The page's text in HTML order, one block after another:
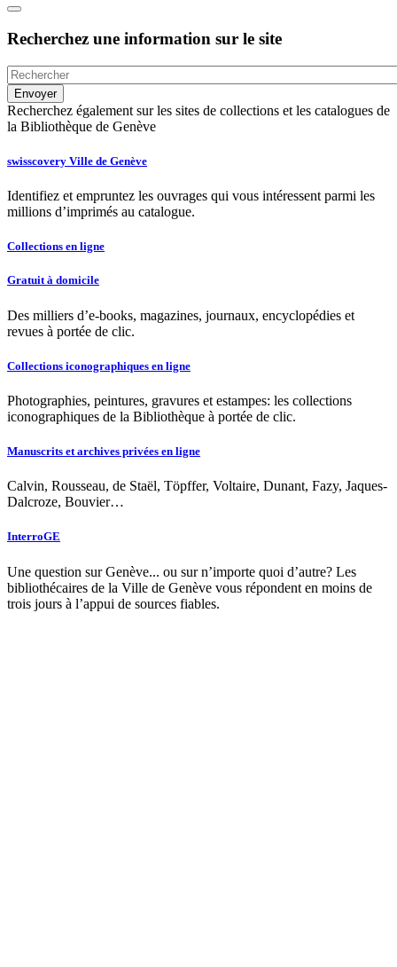
Recherchez une information sur le site
Recherchez également sur les sites de collections et les catalogues de
la Bibliothèque de Genève
swisscovery Ville de Genève
Identifiez et empruntez les ouvrages qui vous intéressent parmi les
millions d’imprimés au catalogue.
Collections en ligne
Gratuit à domicile
Des milliers d’e-books, magazines, journaux, encyclopédies et
revues à portée de clic.
Collections iconographiques en ligne
Photographies, peintures, gravures et estampes: les collections
iconographiques de la Bibliothèque à portée de clic.
Manuscrits et archives privées en ligne
Calvin, Rousseau, de Staël, Töpffer, Voltaire, Dunant, Fazy, Jaques-
Dalcroze, Bouvier…
InterroGE
Une question sur Genève... ou sur n’importe quoi d’autre? Les
bibliothécaires de la Ville de Genève vous répondent en moins de
trois jours à l’appui de sources fiables.